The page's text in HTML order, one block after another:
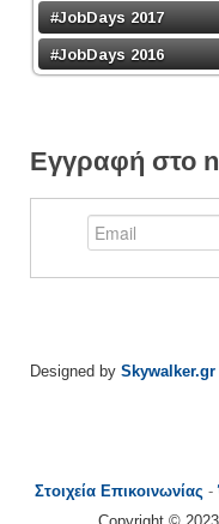
#JobDays 2017
#JobDays 2016
Εγγραφή στο
Designed by Skywalker.gr
Στοιχεία Επικοινωνίας -